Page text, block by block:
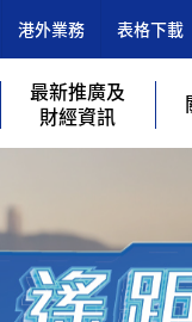
港外業務 表格下載
最新推廣及
財經資訊